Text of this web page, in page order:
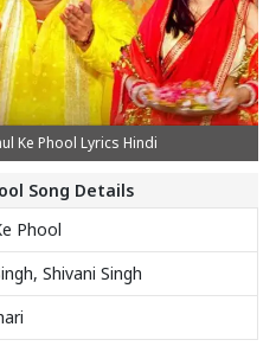
Ke Phool Lyrics Hindi
Song Details
Phool
Shivani Singh